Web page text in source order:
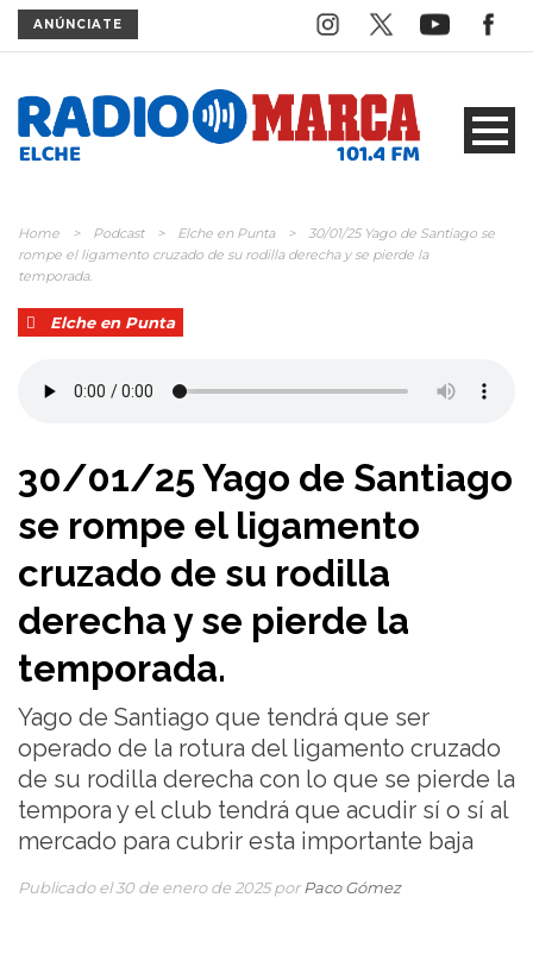
ANÚNCIATE
Home > Podcast > Elche en Punta >
30/01/25 Yago de Santiago se
rompe el ligamento cruzado de su rodilla derecha y se pierde la
temporada.
Elche en Punta
30/01/25 Yago de Santiago
se rompe el ligamento
cruzado de su rodilla
derecha y se pierde la
temporada.
Yago de Santiago que tendrá que ser
operado de la rotura del ligamento cruzado
de su rodilla derecha con lo que se pierde la
tempora y el club tendrá que acudir sí o sí al
mercado para cubrir esta importante baja
Publicado el 30 de enero de 2025 por Paco Gómez